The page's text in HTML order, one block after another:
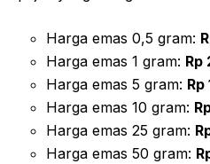
Harga emas 0,5 gram:
Harga emas 1 gram: Rp
Harga emas 5 gram: Rp
Harga emas 10 gram:
Harga emas 25 gram:
Harga emas 50 gram: